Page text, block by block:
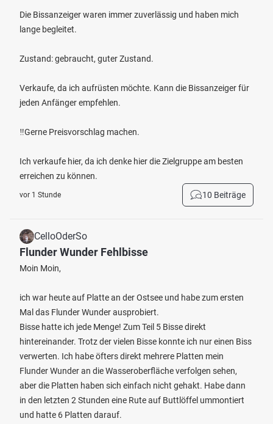
Die Bissanzeiger waren immer zuverlässig und haben mich
lange begleitet.
Zustand: gebraucht, guter Zustand.
Verkaufe, da ich aufrüsten möchte. Kann die Bissanzeiger für
jeden Anfänger empfehlen.
‼️Gerne Preisvorschlag machen.
Ich verkaufe hier, da ich denke hier die Zielgruppe am besten
erreichen zu können.
vor 1 Stunde 10 Beiträge
CelloOderSo
Flunder Wunder Fehlbisse
Moin Moin,
ich war heute auf Platte an der Ostsee und habe zum ersten
Mal das Flunder Wunder ausprobiert.
Bisse hatte ich jede Menge! Zum Teil 5 Bisse direkt
hintereinander. Trotz der vielen Bisse konnte ich nur einen Biss
verwerten. Ich habe öfters direkt mehrere Platten mein
Flunder Wunder an die Wasseroberfläche verfolgen sehen,
aber die Platten haben sich einfach nicht gehakt. Habe dann
in den letzten 2 Stunden eine Rute auf Buttlöffel ummontiert
und hatte 6 Platten darauf.